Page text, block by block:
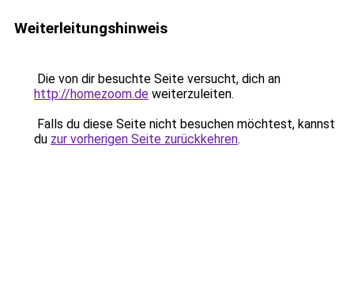
Weiterleitungshinweis
Die von dir besuchte Seite versucht, dich an
http://homezoom.de weiterzuleiten.
Falls du diese Seite nicht besuchen möchtest, kannst
du zur vorherigen Seite zurückkehren.